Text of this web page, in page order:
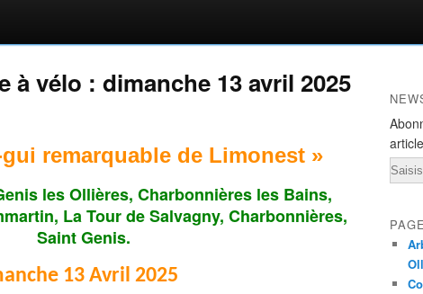
à vélo : dimanche 13 avril 2025
remarquable de Limonest »
les Ollières, Charbonnières les Bains,
La Tour de Salvagny, Charbonnières,
Saint Genis.
13 Avril 2025
Email